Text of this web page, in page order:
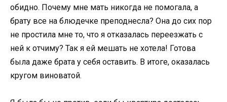
обидно. Почему мне мать никогда не помогала, а
брату все на блюдечке преподнесла? Она до сих пор
не простила мне то, что я отказалась переезжать с
ней к отчиму? Так я ей мешать не хотела! Готова
была даже брата у себя оставить. В итоге, оказалась
кругом виноватой.